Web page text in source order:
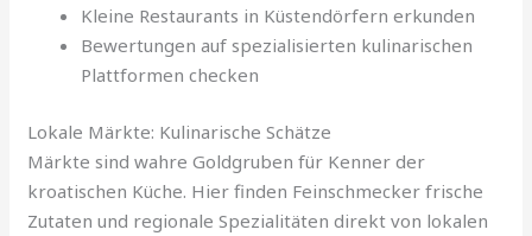
Kleine Restaurants in Küstendörfern erkunden
Bewertungen auf spezialisierten kulinarischen
Plattformen checken
Lokale Märkte: Kulinarische Schätze
Märkte sind wahre Goldgruben für Kenner der
kroatischen Küche. Hier finden Feinschmecker frische
Zutaten und regionale Spezialitäten direkt von lokalen